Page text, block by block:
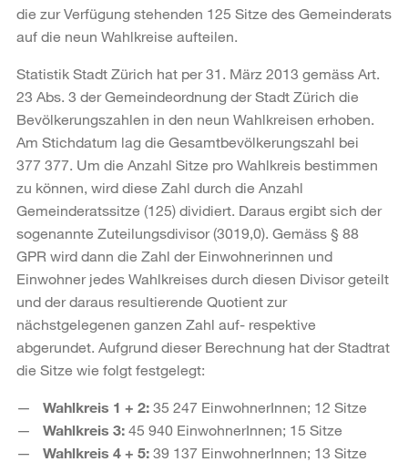
die zur Verfügung stehenden 125 Sitze des Gemeinderats
auf die neun Wahlkreise aufteilen.
Statistik Stadt Zürich hat per 31. März 2013 gemäss Art.
23 Abs. 3 der Gemeindeordnung der Stadt Zürich die
Bevölkerungszahlen in den neun Wahlkreisen erhoben.
Am Stichdatum lag die Gesamtbevölkerungszahl bei
377 377. Um die Anzahl Sitze pro Wahlkreis bestimmen
zu können, wird diese Zahl durch die Anzahl
Gemeinderatssitze (125) dividiert. Daraus ergibt sich der
sogenannte Zuteilungsdivisor (3019,0). Gemäss § 88
GPR wird dann die Zahl der Einwohnerinnen und
Einwohner jedes Wahlkreises durch diesen Divisor geteilt
und der daraus resultierende Quotient zur
nächstgelegenen ganzen Zahl auf- respektive
abgerundet. Aufgrund dieser Berechnung hat der Stadtrat
die Sitze wie folgt festgelegt:
Wahlkreis 1 + 2: 35 247 EinwohnerInnen; 12 Sitze
Wahlkreis 3: 45 940 EinwohnerInnen; 15 Sitze
Wahlkreis 4 + 5: 39 137 EinwohnerInnen; 13 Sitze